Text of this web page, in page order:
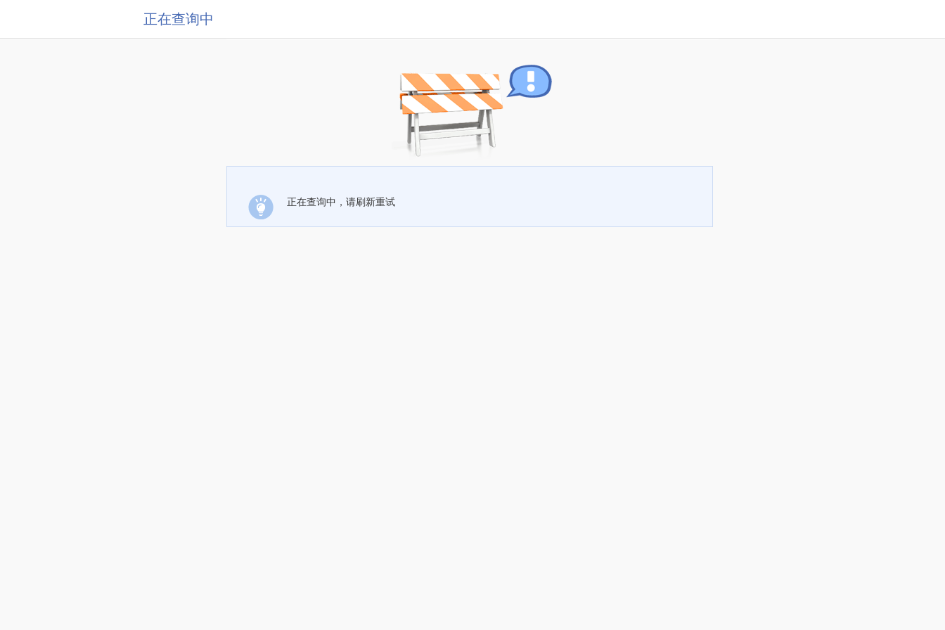
正在查询中
正在查询中，请刷新重试